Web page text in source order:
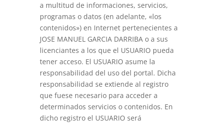
a multitud de informaciones, servicios,
programas o datos (en adelante, «los
contenidos») en Internet pertenecientes a
JOSE MANUEL GARCIA DARRIBA o a sus
licenciantes a los que el USUARIO pueda
tener acceso. El USUARIO asume la
responsabilidad del uso del portal. Dicha
responsabilidad se extiende al registro
que fuese necesario para acceder a
determinados servicios o contenidos. En
dicho registro el USUARIO será